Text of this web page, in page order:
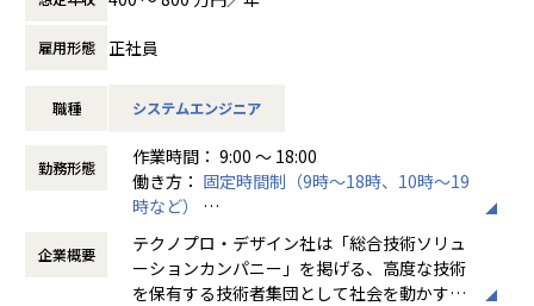
【業務の変更の範囲】
会社の定める業務
関われる製品・サービス
自動車（自動化/電動化）
医療機器
家電製品
携帯電話/デジタルカメラ
太陽光発電システム etc…
会社についての詳細
雇用形態 正社員
職種 システムエンジニア
勤務形態
作業時間： 9:00 ～ 18:00
働き方： 固定時間制（9時～18時、10時～19
時など）
時間外労働の有無： 有（月平均20時間）
休憩時間： 60分
企業概要
テクノプロ・デザイン社は「総合技術ソリュ
ーションカンパニー」を掲げる、高度な技術
を保有する技術者集団として社会を動かすこ